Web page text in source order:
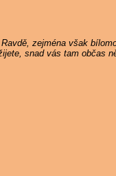
zejména však
snad vás tam občas